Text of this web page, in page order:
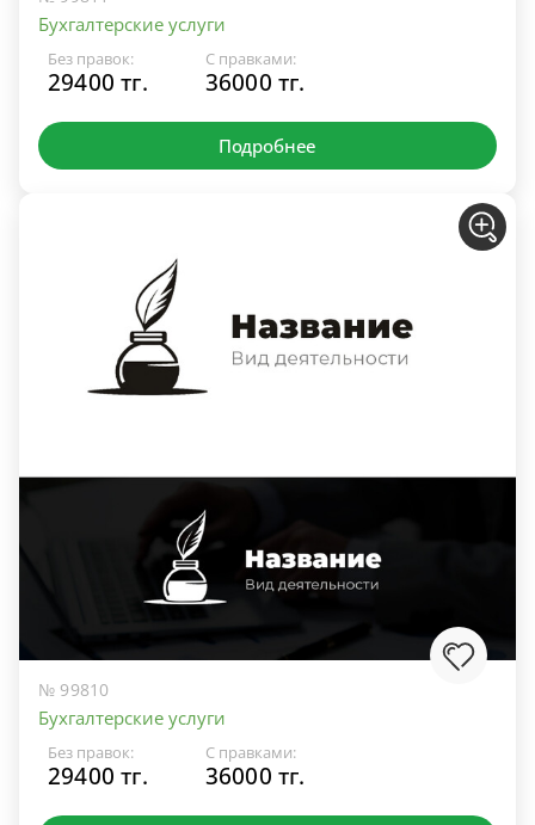
Бухгалтерские услуги
Без правок:
29400 тг.
С правками:
36000 тг.
Подробнее
№ 99810
Бухгалтерские услуги
Без правок:
29400 тг.
С правками:
36000 тг.